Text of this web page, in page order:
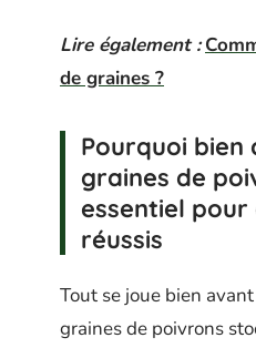
Lire également :
de graines ?
Pourquoi bien
graines de
essentiel pour
réussis
Tout se joue bien
graines de poivrons